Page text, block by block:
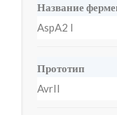
Название
AspA2 I
Прототип
AvrII